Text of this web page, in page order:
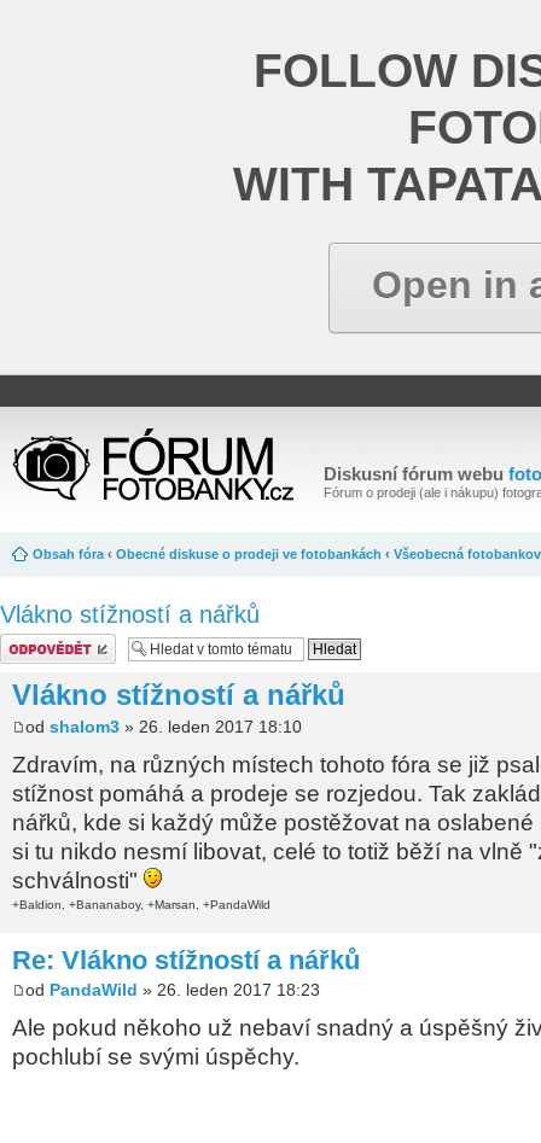
FOLLOW
WITH
Open in
Diskusní fórum webu
Fórum o prodeji (ale i nákupu)
Obsah fóra ‹ Obecné diskuse o prodeji ve fotobankách ‹ Všeobecná
Vlákno stížností a nářků
Odeslat odpověď
Vlákno stížností a nářků
od shalom3 » 26. leden 2017 18:10
Zdravím, na různých místech tohoto fóra se již
stížnost pomáhá a prodeje se rozjedou. Tak
nářků, kde si každý může postěžovat na
si tu nikdo nesmí libovat, celé to totiž běží na vlně
schválnosti"
+Baldion, +Bananaboy, +Marsan, +PandaWild
Re: Vlákno stížností a nářků
od PandaWild » 26. leden 2017 18:23
Ale pokud někoho už nebaví snadný a úspěšný
pochlubí se svými úspěchy.